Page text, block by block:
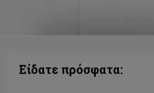
Είδατε πρόσφατα: